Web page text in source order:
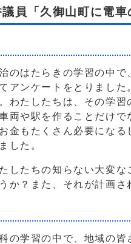
員「久御山町に電車
のはたらきの学習の中
アンケートをとりまし
わたしたちは、その学
両や駅を作ることだけ
金もたくさん必要にな
した。
したちの知らない大変
か？また、それが計画
の学習の中で、地域の